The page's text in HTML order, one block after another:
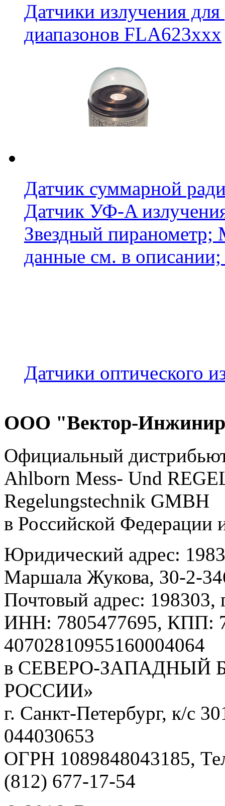
Датчики излучения
диапазонов FLA623xxx
Датчик суммарной
Датчик УФ-A
Звездный пиранометр;
данные см. в
Датчики оптического
ООО "Вектор-
Официальный
Ahlborn Mess- Und
Regelungstechnik GMBH
в Российской Федерации
Юридический адрес:
Маршала Жукова, 30-2-
Почтовый адрес: 198303,
ИНН: 7805477695, КПП:
40702810955160004064
в СЕВЕРО-ЗАПАДНЫЙ
РОССИИ»
г. Санкт-Петербург, к/с
044030653
ОГРН 1089848043185,
(812) 677-17-54